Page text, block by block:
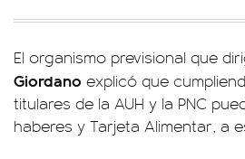
El organismo previsional que
Giordano explicó que
titulares de la AUH y la PNC
haberes y Tarjeta Alimentar, a